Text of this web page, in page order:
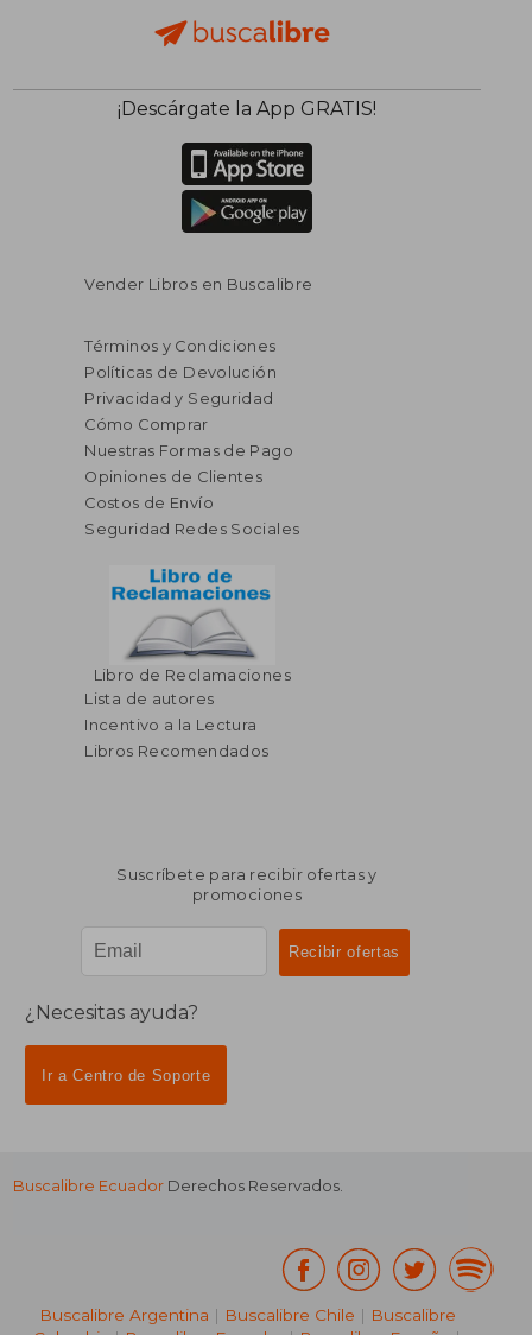
¡Descárgate la App GRATIS!
Vender Libros en Buscalibre
Términos y Condiciones
Políticas de Devolución
Privacidad y Seguridad
Cómo Comprar
Nuestras Formas de Pago
Opiniones de Clientes
Costos de Envío
Seguridad Redes Sociales
Libro de Reclamaciones
Lista de autores
Incentivo a la Lectura
Libros Recomendados
Suscríbete para recibir ofertas y
promociones
¿Necesitas ayuda?
Ir a Centro de Soporte
Buscalibre Ecuador Derechos Reservados.
Buscalibre Argentina | Buscalibre Chile | Buscalibre